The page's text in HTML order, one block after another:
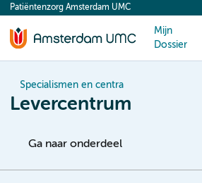
content
Patiëntenzorg Amsterdam UMC
Mijn
Dossier
Specialismen en centra
Levercentrum
Ga naar onderdeel